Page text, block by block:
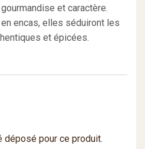
et caractère.
encas, elles séduiront les
et épicées.
déposé pour ce produit.